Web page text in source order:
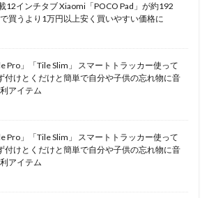
12インチタブ Xiaomi「POCO Pad」が約192
買うより1万円以上安く買いやすい価格に
Pro」「Tile Slim」 スマートトラッカー使って
付けとくだけと簡単で自分や子供の忘れ物に音
アイテム
Pro」「Tile Slim」 スマートトラッカー使って
付けとくだけと簡単で自分や子供の忘れ物に音
アイテム